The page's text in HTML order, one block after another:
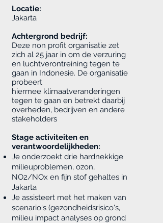
Locatie:
Jakarta
Achtergrond bedrijf:
Deze non profit organisatie zet
zich al 25 jaar in om de verzuring
en luchtverontreining tegen te
gaan in Indonesie. De organisatie
probeert
hiermee klimaatveranderingen
tegen te gaan en betrekt daarbij
overheden, bedrijven en andere
stakeholders
Stage activiteiten en
verantwoordelijkheden:
Je onderzoekt drie hardnekkige
milieuproblemen, ozon,
NO2/NOx en fijn stof gehaltes in
Jakarta
Je assisteert met het maken van
scenario's (gezondheidsrisico's,
milieu impact analyses op grond